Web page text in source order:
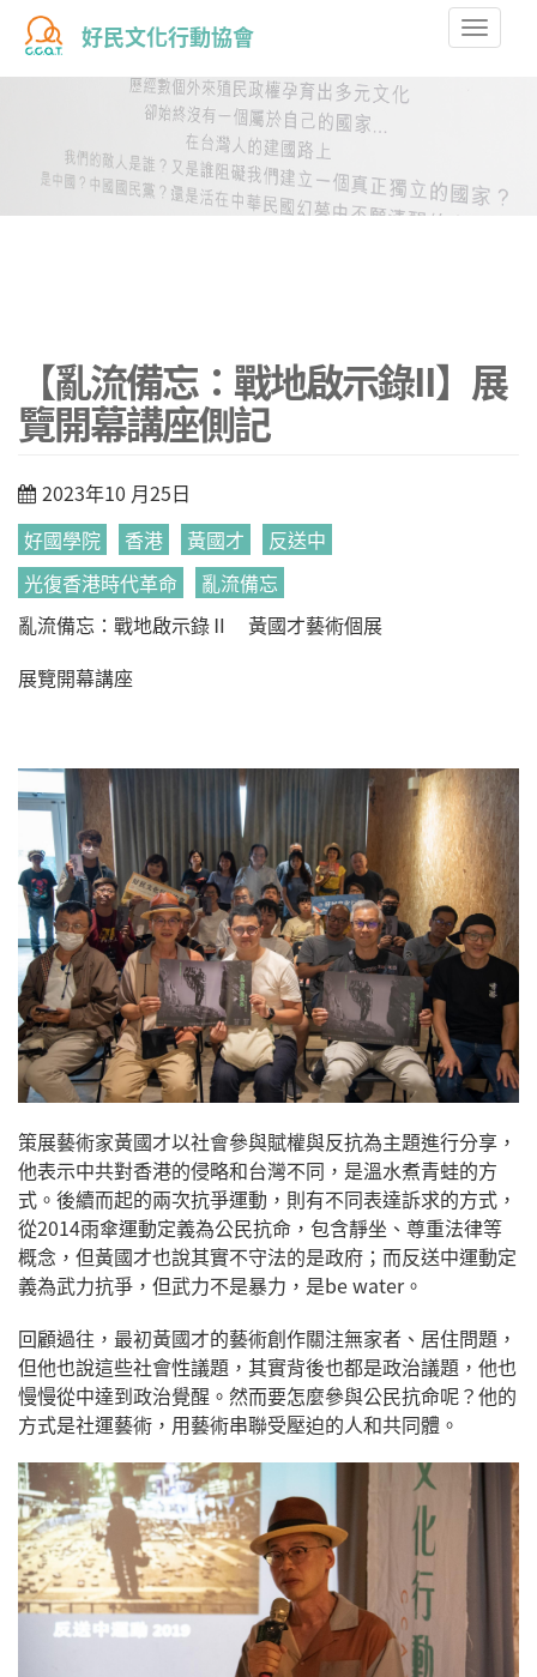
好民文化行動協會
Toggle
【亂流備忘：戰地啟示錄II】展
覽開幕講座側記
2023年10 月25日
好國學院
香港 黃國才
反送中
光復香港時代革命
亂流備忘
亂流備忘：戰地啟示錄Ⅱ 黃國才藝術個展
展覽開幕講座
策展藝術家黃國才以社會參與賦權與反抗為主題進行分享，
他表示中共對香港的侵略和台灣不同，是溫水煮青蛙的方
式。後續而起的兩次抗爭運動，則有不同表達訴求的方式，
從2014雨傘運動定義為公民抗命，包含靜坐、尊重法律等
概念，但黃國才也說其實不守法的是政府；而反送中運動定
義為武力抗爭，但武力不是暴力，是be water。
回顧過往，最初黃國才的藝術創作關注無家者、居住問題，
但他也說這些社會性議題，其實背後也都是政治議題，他也
慢慢從中達到政治覺醒。然而要怎麼參與公民抗命呢？他的
方式是社運藝術，用藝術串聯受壓迫的人和共同體。